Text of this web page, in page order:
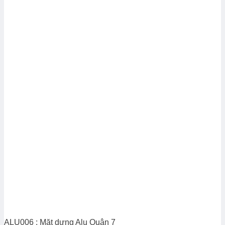
ALU006 : Mặt dựng Alu Quận 7